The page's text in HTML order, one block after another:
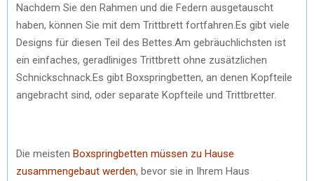
Nachdem Sie den Rahmen und die Federn ausgetauscht
haben, können Sie mit dem Trittbrett fortfahren.Es gibt viele
Designs für diesen Teil des Bettes.Am gebräuchlichsten ist
ein einfaches, geradliniges Trittbrett ohne zusätzlichen
Schnickschnack.Es gibt Boxspringbetten, an denen Kopfteile
angebracht sind, oder separate Kopfteile und Trittbretter.
Die meisten Boxspringbetten müssen zu Hause
zusammengebaut werden, bevor sie in Ihrem Haus